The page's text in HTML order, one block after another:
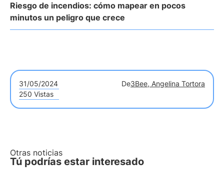
Riesgo de incendios: cómo mapear en pocos
minutos un peligro que crece
31/05/2024 De3Bee, Angelina Tortora
250 Vistas
Otras noticias
Tú podrías estar interesado